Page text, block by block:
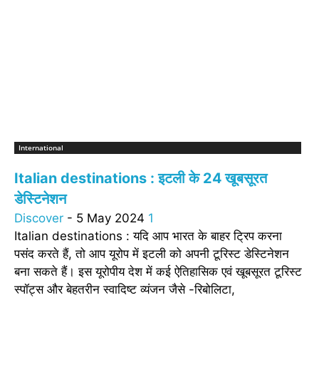
International
Italian destinations : इटली के 24 खूबसूरत
डेस्टिनेशन
Discover - 5 May 2024 1
Italian destinations : यदि आप भारत के बाहर ट्रिप करना
पसंद करते हैं, तो आप यूरोप में इटली को अपनी टूरिस्ट डेस्टिनेशन
बना सकते हैं। इस यूरोपीय देश में कई ऐतिहासिक एवं खूबसूरत टूरिस्ट
स्पॉट्स और बेहतरीन स्वादिष्ट व्यंजन जैसे -रिबोलिटा,